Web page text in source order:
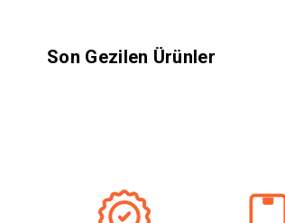
Son Gezilen Ürünler